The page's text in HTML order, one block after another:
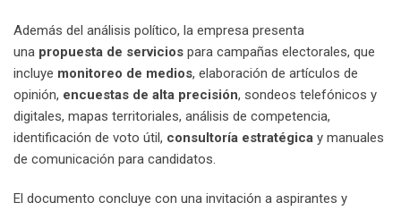
Además del análisis político, la empresa presenta
una propuesta de servicios para campañas electorales, que
incluye monitoreo de medios, elaboración de artículos de
opinión, encuestas de alta precisión, sondeos telefónicos y
digitales, mapas territoriales, análisis de competencia,
identificación de voto útil, consultoría estratégica y manuales
de comunicación para candidatos.
El documento concluye con una invitación a aspirantes y